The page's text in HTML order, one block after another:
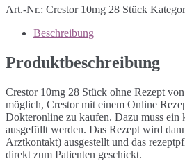
Art.-Nr.: Crestor 10mg 28 Stück
Beschreibung
Produktbeschreibung
Crestor 10mg 28 Stück ohne Rezept
möglich, Crestor mit einem Online
Dokteronline zu kaufen. Dazu muss ein
ausgefüllt werden. Das Rezept wird
Arztkontakt) ausgestellt und das
direkt zum Patienten geschickt.